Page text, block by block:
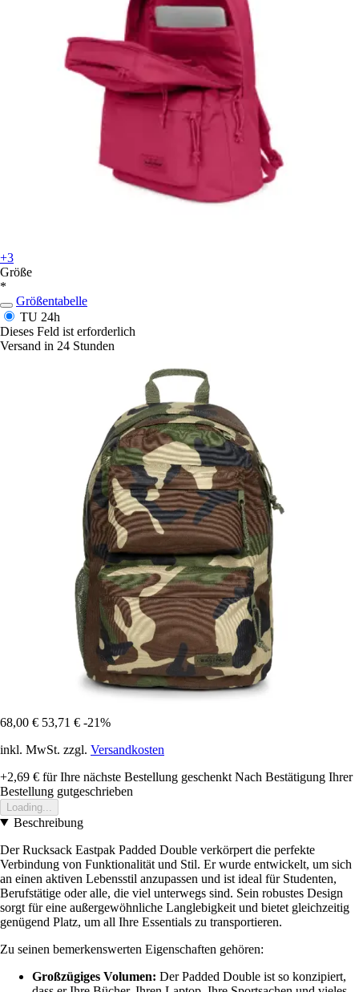
+3
Größe
*
Größentabelle
TU 24h
Dieses Feld ist erforderlich
Versand in 24 Stunden
68,00 € 53,71 € -21%
inkl. MwSt. zzgl. Versandkosten
+2,69 € für Ihre nächste Bestellung geschenkt Nach Bestätigung Ihrer
Bestellung gutgeschrieben
Loading...
Beschreibung
Der Rucksack Eastpak Padded Double verkörpert die perfekte
Verbindung von Funktionalität und Stil. Er wurde entwickelt, um sich
an einen aktiven Lebensstil anzupassen und ist ideal für Studenten,
Berufstätige oder alle, die viel unterwegs sind. Sein robustes Design
sorgt für eine außergewöhnliche Langlebigkeit und bietet gleichzeitig
genügend Platz, um all Ihre Essentials zu transportieren.
Zu seinen bemerkenswerten Eigenschaften gehören:
Großzügiges Volumen: Der Padded Double ist so konzipiert,